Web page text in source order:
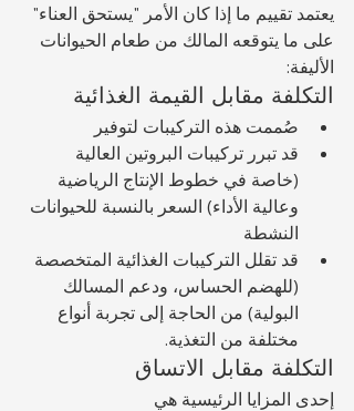
يعتمد تقييم ما إذا كان الأمر "يستحق العناء"
على ما يتوقعه المالك من طعام الحيوانات
الأليفة:
التكلفة مقابل القيمة الغذائية
صُممت هذه التركيبات لتوفير
قد تبرر تركيبات البروتين العالية
(خاصة في خطوط الإنتاج الرياضية
وعالية الأداء) السعر بالنسبة للحيوانات
النشطة
قد تقلل التركيبات الغذائية المتخصصة
(للهضم الحساس، ودعم المسالك
البولية) من الحاجة إلى تجربة أنواع
مختلفة من التغذية.
التكلفة مقابل الاتساق
إحدى المزايا الرئيسية هي